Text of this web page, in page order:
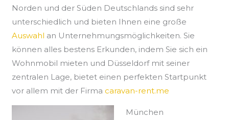
Norden und der Süden Deutschlands sind sehr
unterschiedlich und bieten Ihnen eine große
Auswahl an Unternehmungsmöglichkeiten. Sie
können alles bestens Erkunden, indem Sie sich ein
Wohnmobil mieten und Düsseldorf mit seiner
zentralen Lage, bietet einen perfekten Startpunkt
vor allem mit der Firma caravan-rent.me
München